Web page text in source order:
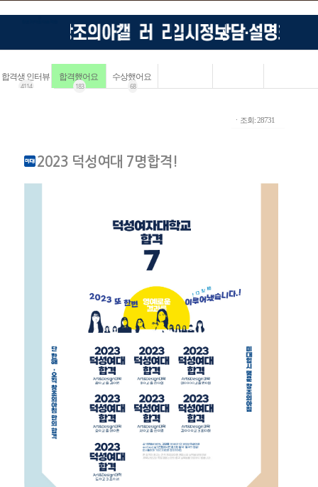
합격생 인터뷰
4114
합격했어요
183
수상했어요
68
ㆍ조회: 28731
2023 덕성여대 7명합격!